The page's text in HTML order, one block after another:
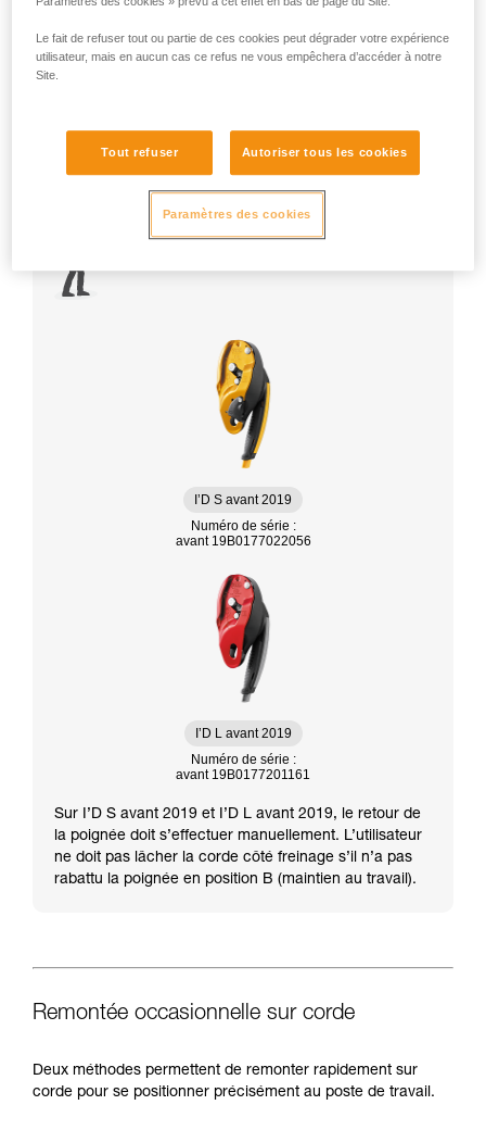
I’D S avant 2019
Numéro de série :
avant 19B0177022056
I’D L avant 2019
Numéro de série :
avant 19B0177201161
Sur I’D S avant 2019 et I’D L avant 2019, le retour de
la poignée doit s’effectuer manuellement. L’utilisateur
ne doit pas lâcher la corde côté freinage s’il n’a pas
rabattu la poignée en position B (maintien au travail).
Remontée occasionnelle sur corde
Deux méthodes permettent de remonter rapidement sur
corde pour se positionner précisément au poste de travail.
Le fait de refuser tout ou partie de ces cookies peut dégrader votre expérience
utilisateur, mais en aucun cas ce refus ne vous empêchera d’accéder à notre
Site.
Tout refuser Autoriser tous les cookies
Paramètres des cookies